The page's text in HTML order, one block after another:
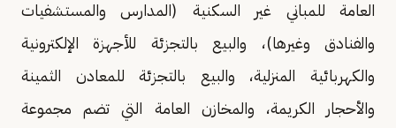
العامة للمباني غير السكنية (المدارس والمستشفيات
والفنادق وغيرها)، والبيع بالتجزئة للأجهزة الإلكترونية
والكهربائية المنزلية، والبيع بالتجزئة للمعادن الثمينة
والأحجار الكريمة، والمخازن العامة التي تضم مجموعة